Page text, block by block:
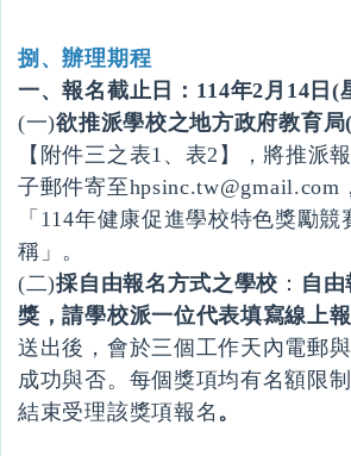
捌、辦理期程
一、報名截止日：114年2 月 14 日 (
(一)欲推派學校之地方政府教育局(
【附件三之表1、表2】，將推派
子郵件寄至hpsinc.tw@gmail.com
「114年健康促進學校特色獎勵競
稱」。
(二)採自由報名方式之學校 ： 自
獎，請學校派一位代表填寫線上
送出後，會於三個工作天內電郵
成功與否。每個獎項均有名額限
結束受理該獎項報名 。